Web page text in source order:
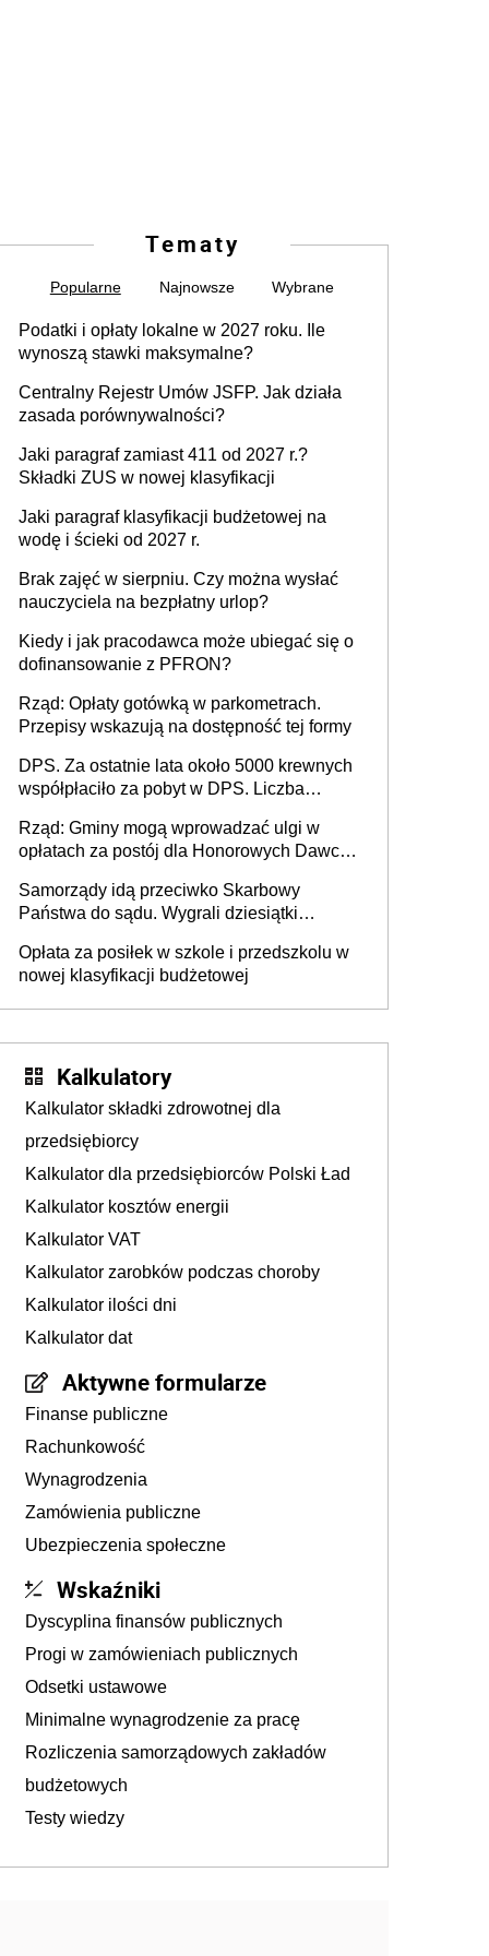
Tematy
Popularne Najnowsze Wybrane
Podatki i opłaty lokalne w 2027 roku. Ile
wynoszą stawki maksymalne?
Centralny Rejestr Umów JSFP. Jak działa
zasada porównywalności?
Jaki paragraf zamiast 411 od 2027 r.?
Składki ZUS w nowej klasyfikacji
Jaki paragraf klasyfikacji budżetowej na
wodę i ścieki od 2027 r.
Brak zajęć w sierpniu. Czy można wysłać
nauczyciela na bezpłatny urlop?
Kiedy i jak pracodawca może ubiegać się o
dofinansowanie z PFRON?
Rząd: Opłaty gotówką w parkometrach.
Przepisy wskazują na dostępność tej formy
DPS. Za ostatnie lata około 5000 krewnych
współpłaciło za pobyt w DPS. Liczba
Rząd: Gminy mogą wprowadzać ulgi w
opłatach za postój dla Honorowych Dawców
Samorządy idą przeciwko Skarbowy
Państwa do sądu. Wygrali dziesiątki
Opłata za posiłek w szkole i przedszkolu w
nowej klasyfikacji budżetowej
Kalkulatory
Kalkulator składki zdrowotnej dla
przedsiębiorcy
Kalkulator dla przedsiębiorców Polski Ład
Kalkulator kosztów energii
Kalkulator VAT
Kalkulator zarobków podczas choroby
Kalkulator ilości dni
Kalkulator dat
Aktywne formularze
Finanse publiczne
Rachunkowość
Wynagrodzenia
Zamówienia publiczne
Ubezpieczenia społeczne
Wskaźniki
Dyscyplina finansów publicznych
Progi w zamówieniach publicznych
Odsetki ustawowe
Minimalne wynagrodzenie za pracę
Rozliczenia samorządowych zakładów
budżetowych
Testy wiedzy